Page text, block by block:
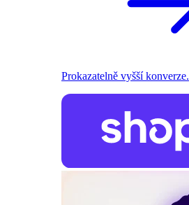
Prokazatelně vyšší konverze.